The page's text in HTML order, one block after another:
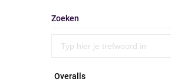
Zoeken
Overalls